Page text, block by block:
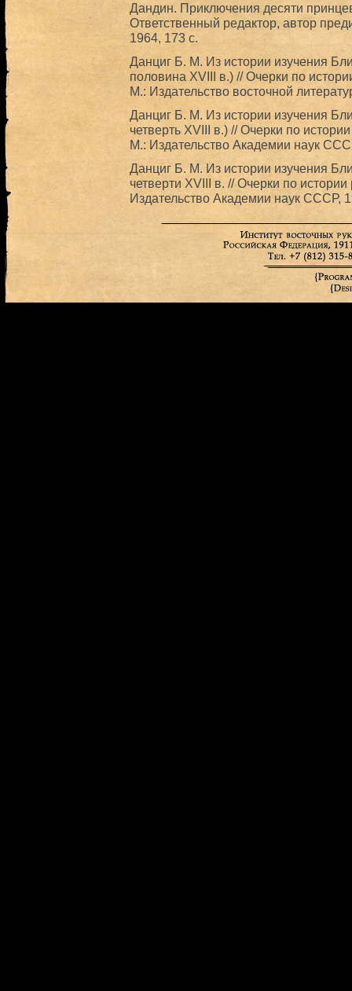
Дандин. Приключения десяти
Ответственный редактор, автор
1964, 173 с.
Данциг Б. М. Из истории изучения
половина XVIII в.) // Очерки по
М.: Издательство восточной
Данциг Б. М. Из истории изучения
четверть XVIII в.) // Очерки по
М.: Издательство Академии наук
Данциг Б. М. Из истории изучения
четверти XVIII в. // Очерки по
Издательство Академии наук СССР,